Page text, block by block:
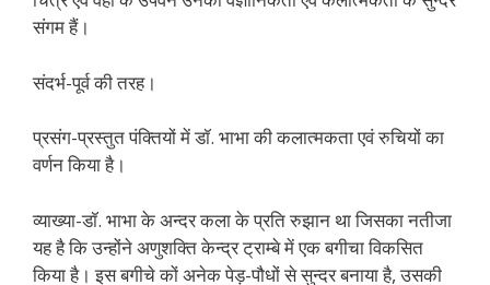
संगम हैं।
संदर्भ-पूर्व की तरह।
प्रसंग-प्रस्तुत पंक्तियों में डॉ. भाभा की कलात्मकता एवं रुचियों का
वर्णन किया है।
व्याख्या-डॉ. भाभा के अन्दर कला के प्रति रुझान था जिसका नतीजा
यह है कि उन्होंने अणुशक्ति केन्द्र ट्राम्बे में एक बगीचा विकसित
किया है। इस बगीचे कों अनेक पेड़-पौधों से सुन्दर बनाया है, उसकी